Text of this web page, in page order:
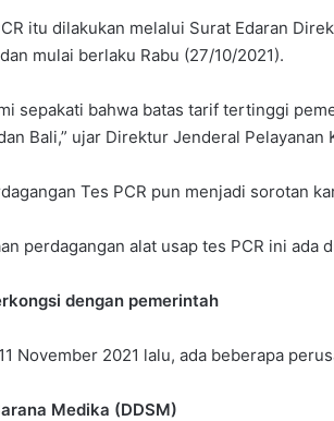
itu dilakukan melalui Surat Edaran
mulai berlaku Rabu (27/10/2021).
sepakati bahwa batas tarif tertinggi
Bali,” ujar Direktur Jenderal
Tes PCR pun menjadi sorotan
perdagangan alat usap tes PCR ini ada
dengan pemerintah
November 2021 lalu, ada beberapa
Medika (DDSM)